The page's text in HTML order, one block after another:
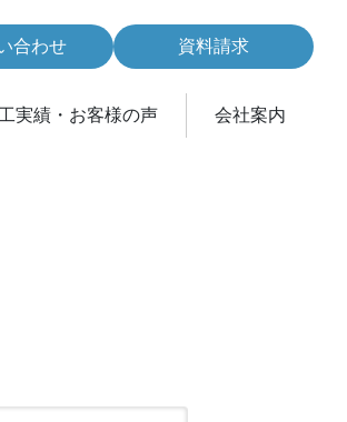
合わせ 資料請求
実績・お客様の声 会社案内